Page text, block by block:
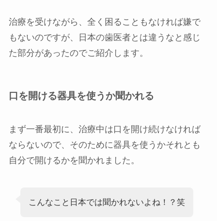
治療を受けながら、全く困ることもなければ嫌で
もないのですが、日本の歯医者とは違うなと感じ
た部分があったのでご紹介します。
口を開ける器具を使うか聞かれる
まず一番最初に、治療中は口を開け続けなければ
ならないので、そのために器具を使うかそれとも
自分で開けるかを聞かれました。
こんなこと日本では聞かれないよね！？笑